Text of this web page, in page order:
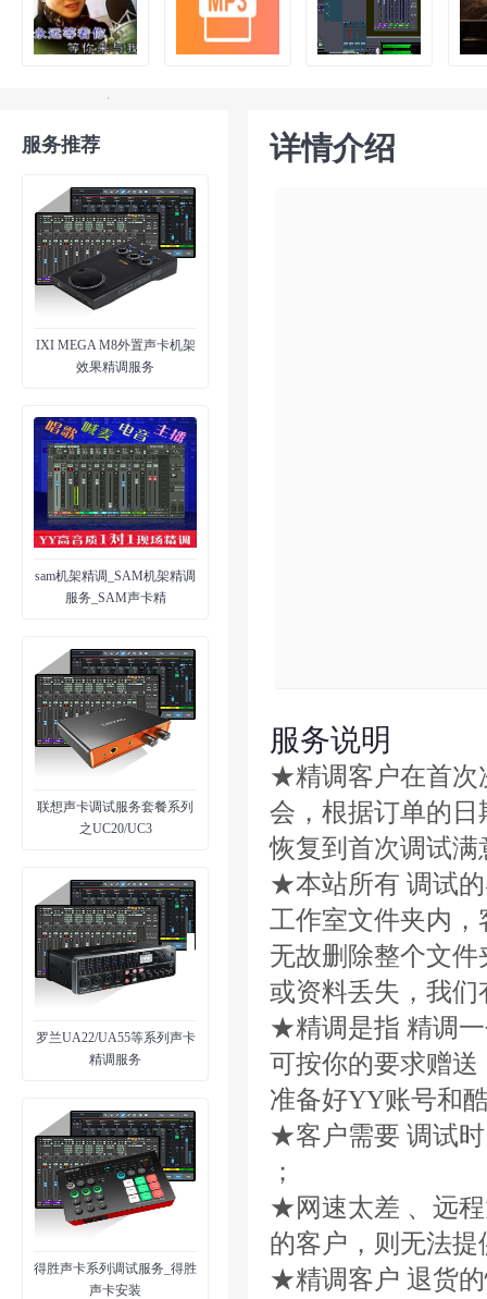
服务推荐
IXI MEGA M8外置声卡机架
效果精调服务
sam机架精调_SAM机架精调
服务_SAM声卡精
联想声卡调试服务套餐系列
之UC20/UC3
罗兰UA22/UA55等系列声卡
精调服务
得胜声卡系列调试服务_得胜
声卡安装
详情介绍
服务说明
★精调客户在首次
会，根据订单的
恢复到首次调试满
★本站所有 调试
工作室文件夹内
无故删除整个文
或资料丢失，我
★精调是指 精调
可按你的要求赠
准备好YY账号和
★客户需要 调试
；
★网速太差 、远
的客户，则无法
★精调客户 退货